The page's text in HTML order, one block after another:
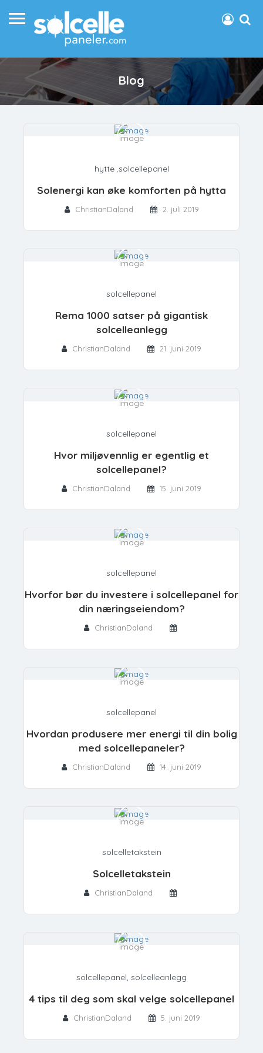
Blog
hytte, solcellepanel
Solenergi kan øke komforten på hytta
ChristianDaland 2. juli 2019
solcellepanel
Rema 1000 satser på gigantisk
solcelleanlegg
ChristianDaland 21. juni 2019
solcellepanel
Hvor miljøvennlig er egentlig et
solcellepanel?
ChristianDaland 15. juni 2019
solcellepanel
Hvorfor bør du investere i solcellepanel for
din næringseiendom?
ChristianDaland
solcellepanel
Hvordan produsere mer energi til din bolig
med solcellepaneler?
ChristianDaland 14. juni 2019
solcelletakstein
Solcelletakstein
ChristianDaland
solcellepanel, solcelleanlegg
4 tips til deg som skal velge solcellepanel
ChristianDaland 5. juni 2019